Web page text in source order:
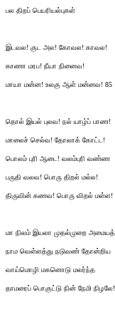
பல திறப் பெயரியல்புகள்
இடவல! குட அல! கோவல! காவல!
காணா மரப! நீயா நினைவ!
மாயா மன்ன! உலகு ஆள் மன்னவ! 85
தொல் இயல் புலவ! நல் யாழ்ப் பாண!
மாலைச் செல்வ! தோலாக் கோட்ட!
பொலம் புரி ஆடை! வலம்புரி வண்ண
பருதி வலவ! பொரு திறல் மல்ல!
திருவின் கணவ! பொரு விறல் மள்ள!
மா நிலம் இயலா முதல்முறை
நாம வெள்ளத்து நடுவண் தோன்றிய
வாய்மொழி மகனொடு மலர்ந்த
தாமரைப் பொகுட்டு நின் நேமி